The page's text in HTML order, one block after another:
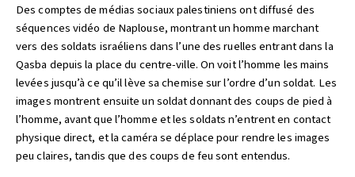
Des comptes de médias sociaux palestiniens ont diffusé des
séquences vidéo de Naplouse, montrant un homme marchant
vers des soldats israéliens dans l’une des ruelles entrant dans la
Qasba depuis la place du centre-ville. On voit l’homme les mains
levées jusqu’à ce qu’il lève sa chemise sur l’ordre d’un soldat. Les
images montrent ensuite un soldat donnant des coups de pied à
l’homme, avant que l’homme et les soldats n’entrent en contact
physique direct, et la caméra se déplace pour rendre les images
peu claires, tandis que des coups de feu sont entendus.